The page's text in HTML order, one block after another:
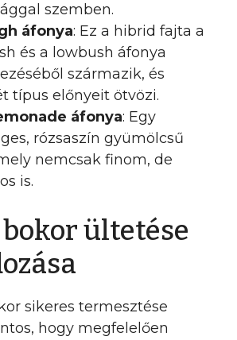
szemben.
áfonya: Ez a hibrid fajta a
és a lowbush áfonya
származik, és
típus előnyeit ötvözi.
áfonya: Egy
rózsaszín gyümölcsű
nemcsak finom, de
is.
ültetése
sikeres termesztése
hogy megfelelően